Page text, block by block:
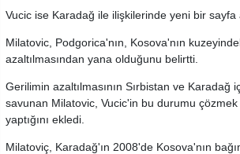
Vucic ise Karadağ ile ilişkilerinde yeni bir sayfa
Milatovic, Podgorica'nın, Kosova'nın
azaltılmasından yana olduğunu belirtti.
Gerilimin azaltılmasının Sırbistan ve Karadağ
savunan Milatovic, Vucic'in bu durumu
yaptığını ekledi.
Milatoviç, Karadağ'ın 2008'de Kosova'nın